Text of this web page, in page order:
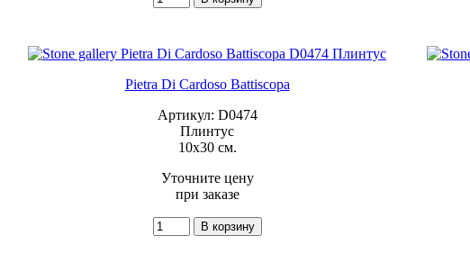
Pietra Di Cardoso Battiscopa
Артикул: D0474
Плинтус
10x30 см.
Уточните цену
при заказе